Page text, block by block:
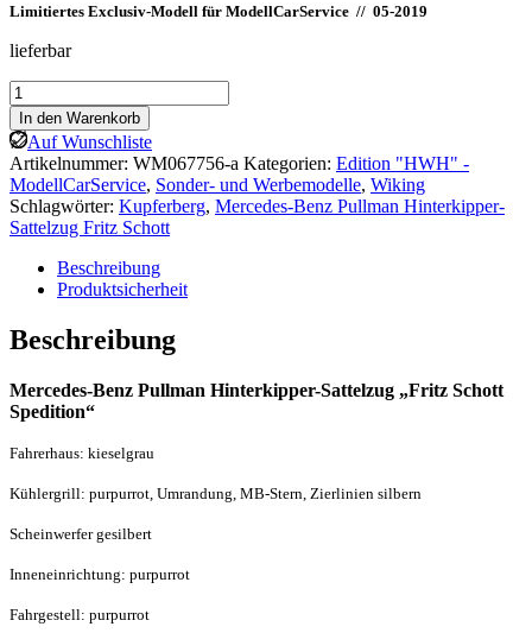
Limitiertes Exclusiv-Modell für ModellCarService // 05-2019
lieferbar
Wiking:
MB
Pullman
Hinterkipper-
SZ
"Sped.
Schott"
Menge
In den Warenkorb
Auf Wunschliste
Artikelnummer: WM067756-a Kategorien: Edition "HWH" -
ModellCarService, Sonder- und Werbemodelle, Wiking
Schlagwörter: Kupferberg, Mercedes-Benz Pullman Hinterkipper-
Sattelzug Fritz Schott
Beschreibung
Produktsicherheit
Beschreibung
Mercedes-Benz Pullman Hinterkipper-Sattelzug „Fritz Schott
Spedition“
Fahrerhaus: kieselgrau
Kühlergrill: purpurrot, Umrandung, MB-Stern, Zierlinien silbern
Scheinwerfer gesilbert
Inneneinrichtung: purpurrot
Fahrgestell: purpurrot